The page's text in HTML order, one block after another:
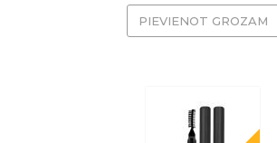
PIEVIENOT GROZAM